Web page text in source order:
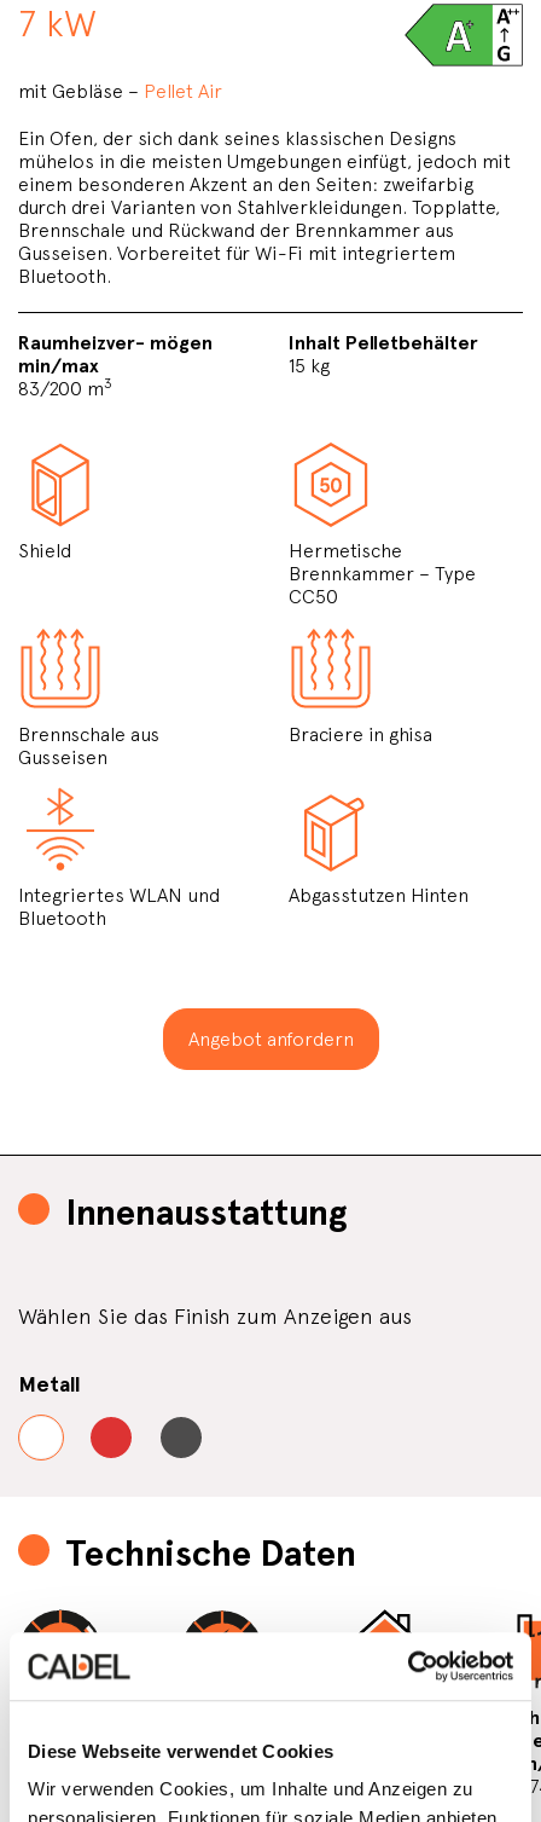
Diese Webseite verwendet Cookies
Wir verwenden Cookies, um Inhalte und Anzeigen zu
7 kW
mit Gebläse – Pellet Air
Ein Ofen, der sich dank seines klassischen Designs
mühelos in die meisten Umgebungen einfügt, jedoch mit
einem besonderen Akzent an den Seiten: zweifarbig
durch drei Varianten von Stahlverkleidungen. Topplatte,
Brennschale und Rückwand der Brennkammer aus
Gusseisen. Vorbereitet für Wi-Fi mit integriertem
Bluetooth.
Raumheizver- mögen
min/max
83/200 m3
Inhalt Pelletbehälter
15 kg
Shield
Hermetische
Brennkammer – Type
CC50
Brennschale aus
Gusseisen
Braciere in ghisa
Integriertes WLAN und
Bluetooth
Abgasstutzen Hinten
Angebot anfordern
Innenausstattung
Wählen Sie das Finish zum Anzeigen aus
Metall
Technische Daten
7 kW
leistung
7,9 kW
83/200 m